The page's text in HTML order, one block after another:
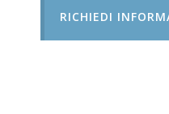
RICHIEDI